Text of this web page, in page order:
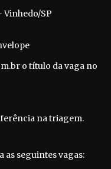
Vinhedo/SP
o título da vaga no
na triagem.
as seguintes vagas: